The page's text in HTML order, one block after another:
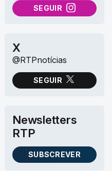
SEGUIR
NO INSTAGRAM
X
@RTPnotícias
SEGUIR
NO X (TWITTER)
Newsletters
RTP
SUBSCREVER
AS NEWSLETTERS RTP